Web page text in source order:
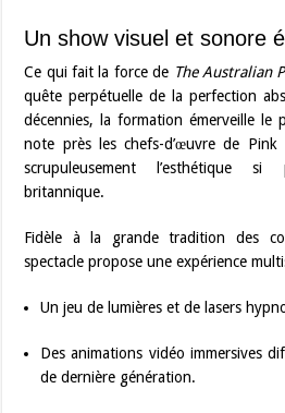
Un show visuel et sonore
Ce qui fait la force de The Australian
quête perpétuelle de la perfection
décennies, la formation émerveille le
note près les chefs-d’œuvre de
scrupuleusement l’esthétique
britannique.
Fidèle à la grande tradition des
spectacle propose une expérience
Un jeu de lumières et de lasers
Des animations vidéo immersives
de dernière génération.